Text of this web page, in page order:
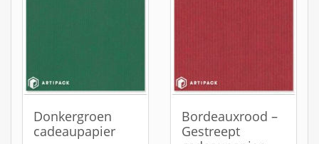
Donkergroen
cadeaupapier
Bordeauxrood –
Gestreept